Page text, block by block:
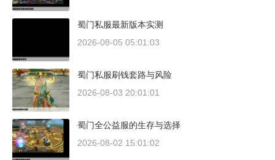
蜀门私服最新版本实测
2026-08-05 05:01:03
蜀门私服刷钱套路与风险
2026-08-03 20:01:01
蜀门全公益服的生存与选择
2026-08-02 15:01:02